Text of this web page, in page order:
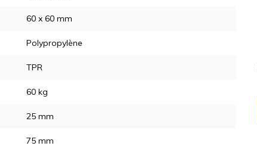
60 x 60 mm
Polypropylène
TPR
60 kg
25 mm
75 mm